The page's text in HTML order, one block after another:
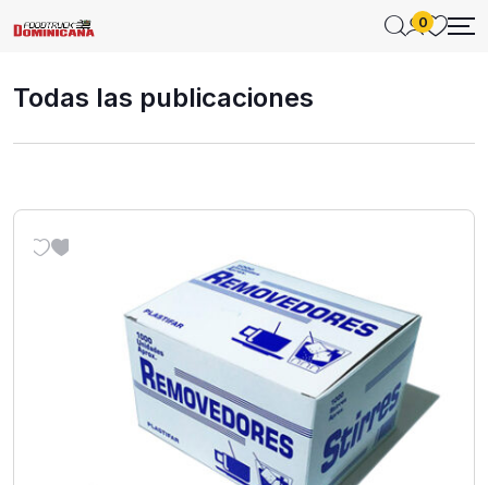
0
Todas las publicaciones